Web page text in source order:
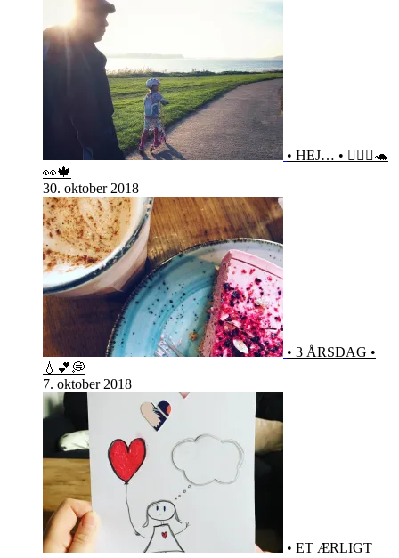
• HEJ… • 🙋🏻‍♀️🐢
👀🍁
30. oktober 2018
• 3 ÅRSDAG •
💧💕💭
7. oktober 2018
• ET ÆRLIGT